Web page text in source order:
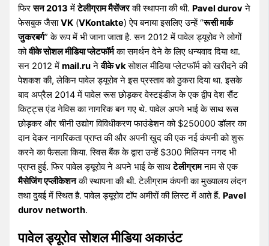
फिरसन 2013 मेंटेलीग्राम मैसेंजरकी स्थापना की थी. Pavel durovने
फेसबुक जैसाVK (VKontakte) ऐप बनाया इसलिए उन्हें “रूसी मार्क
जुकरबर्ग” के रूप में भी जाना जाता है. सन 2012 में पावेल ड्यूरोव ने लोगों
कोवीके सोशल मीडिया प्लेटफॉर्मका समर्थन देने के लिए धन्यवाद दिया था.
सन 2012 मेंmail.ruनेवीके vkसोशल मीडिया प्लेटफॉर्म को खरीदने की
पेशकश की, लेकिन पावेल ड्यूरोव ने इस प्रस्ताव को ठुकरा दिया था. इसके
बाद अप्रैल 2014 में पावेल रूस छोड़कर वेस्टइंडीज के एक द्वीप देश सैंट
किट्ट्स एंड नेविस का नागरिक बन गए थे. पावेल अपने भाई के साथ रूस
छोड़कर और चीनी उद्योग विविधीकरण फाउंडेशन को $250000 डॉलर का
दान देकर नागरिकता प्राप्त की और अपनी खुद की एक नई कंपनी को शुरू
करने का फैसला किया. स्विस बैंक के द्वारा उन्हें $300 मिलियन नगद भी
प्राप्त हुई. फिर पावेल ड्यूरोव ने अपने भाई के साथटेलीग्रामनाम से एक
मैसेजिंग एप्लीकेशनकी स्थापना की थी. टेलीग्राम कंपनी का मुख्यालय लंदन
तथा दुबई में स्थित है. पावेल ड्यूरोव टॉप अमीरों की लिस्ट में आते हैं. Pavel
durov networth.
पावेल ड्यूरोव सोशल मीडिया अकाउंट